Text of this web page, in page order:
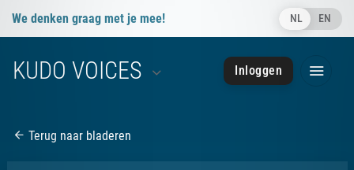
We denken graag met je mee! NL EN
info@kudovoices.nl
050 - 85 091 28
KUDO VOICES Inloggen
Terug naar bladeren